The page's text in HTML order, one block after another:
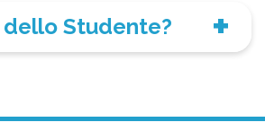
dello Studente?